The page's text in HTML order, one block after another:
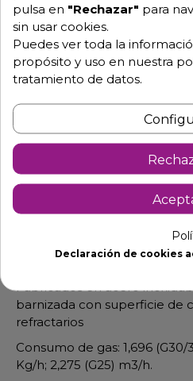
Pide tu
Descripción Detalles
Hornos a gas para
calidad y potencia
Fabricados en acero
barnizada con superficie de
refractarios
Consumo de gas: 1,696 (G30/
Kg/h; 2,275 (G25) m3/h.
pulsa en "Rechazar" para
sin usar cookies.
Puedes ver toda la
propósito y uso en nuestra
tratamiento de datos.
Declaración de cookies